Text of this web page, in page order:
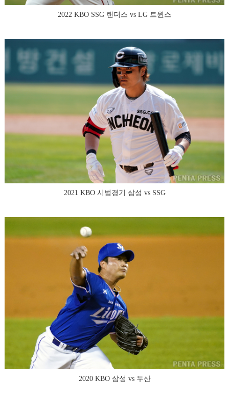
2022 KBO SSG 랜더스 vs LG 트윈스
2021 KBO 시범경기 삼성 vs SSG
2020 KBO 삼성 vs 두산